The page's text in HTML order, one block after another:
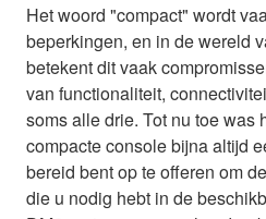
Het woord "compact" wordt
beperkingen, en in de wereld
betekent dit vaak
van functionaliteit,
soms alle drie. Tot nu toe was
compacte console bijna altijd
bereid bent op te offeren om
die u nodig hebt in de